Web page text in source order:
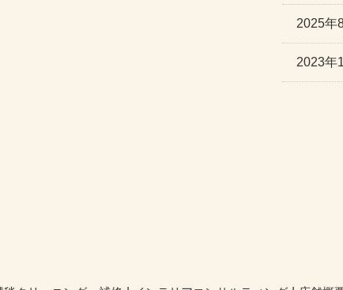
2025年
2023年